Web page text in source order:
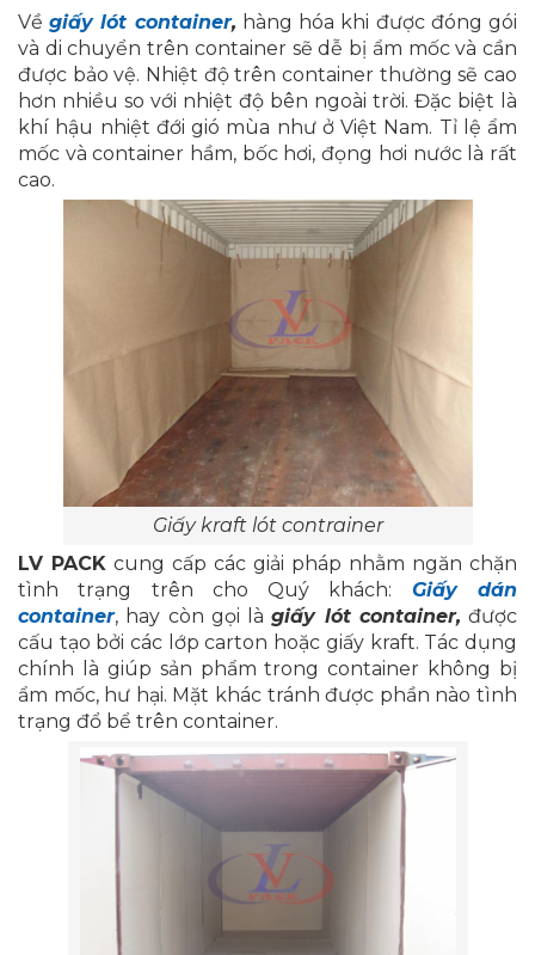
Vềgiấy lót container, hàng hóa khi được đóng gói
và di chuyển trên container sẽ dễ bị ẩm mốc và cần
được bảo vệ. Nhiệt độ trên container thường sẽ cao
hơn nhiều so với nhiệt độ bên ngoài trời. Đặc biệt là
khí hậu nhiệt đới gió mùa như ở Việt Nam. Tỉ lệ ẩm
mốc và container hầm, bốc hơi, đọng hơi nước là rất
cao.
Giấy kraft lót contrainer
LV PACK cung cấp các giải pháp nhằm ngăn chặn
tình trạng trên cho Quý khách: Giấy dán
container, hay còn gọi làgiấy lót container, được
cấu tạo bởi các lớp carton hoặc giấy kraft. Tác dụng
chính là giúp sản phẩm trong container không bị
ẩm mốc, hư hại. Mặt khác tránh được phần nào tình
trạng đổ bể trên container.